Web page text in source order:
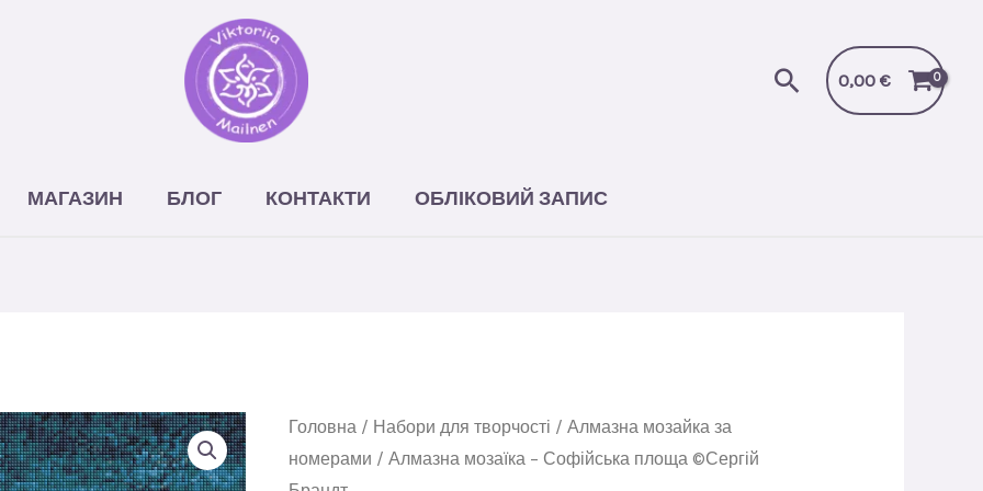
Пошук
0,00 €
МАГАЗИН БЛОГ КОНТАКТИ ОБЛІКОВИЙ ЗАПИС
Головна/ Набори для творчості / Алмазна мозайка за
номерами / Алмазна мозаїка – Софійська площа ©Сергій